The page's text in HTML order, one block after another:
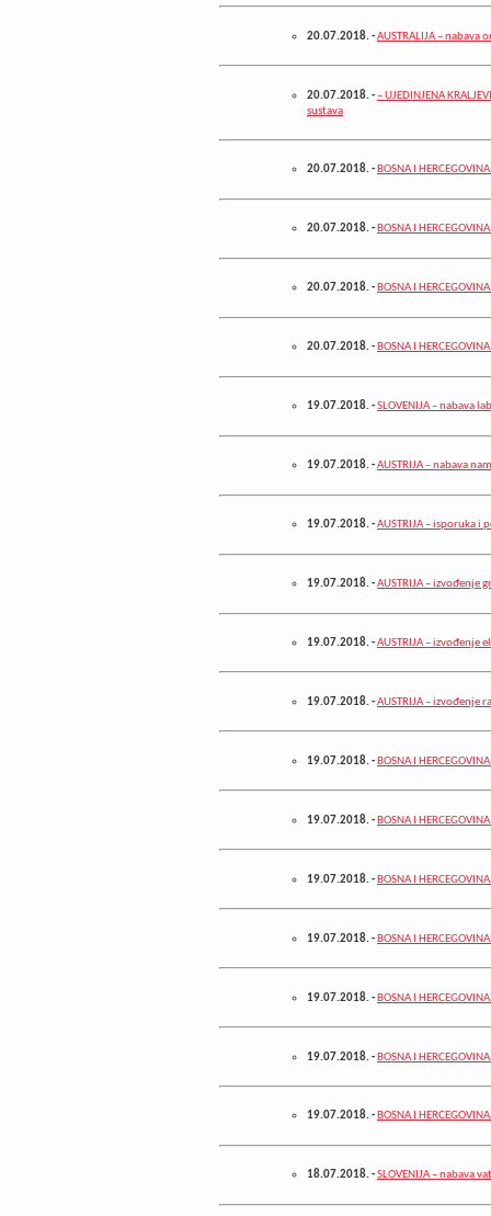
20.07.2018.-AUSTRALIJA – nabava
20.07.2018.-– UJEDINJENA
sustava
20.07.2018.-BOSNA I
20.07.2018.-BOSNA I
20.07.2018.-BOSNA I
20.07.2018.-BOSNA I
19.07.2018.-SLOVENIJA – nabava
19.07.2018.-AUSTRIJA – nabava
19.07.2018.-AUSTRIJA – isporuka i
19.07.2018.-AUSTRIJA – izvođenje
19.07.2018.-AUSTRIJA –
19.07.2018.-AUSTRIJA –
19.07.2018.- BOSNA I
19.07.2018.- BOSNA I
19.07.2018.- BOSNA I
19.07.2018.- BOSNA I
19.07.2018.- BOSNA I
19.07.2018.- BOSNA I
19.07.2018.-BOSNA I
18.07.2018.-SLOVENIJA – nabava